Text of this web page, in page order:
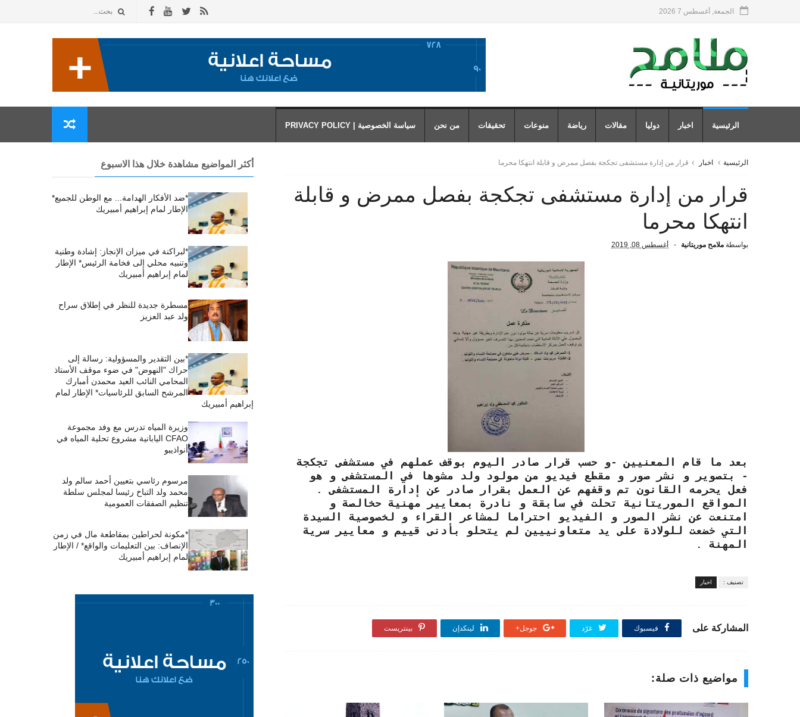
الجمعة, أغسطس 7 2026
الرئيسية اخبار دوليا مقالات رياضة منوعات تحقيقات من نحن سياسة الخصوصية | PRIVACY POLICY
الرئيسية اخبار قرار من إدارة مستشفى تجكجة بفصل ممرض و قابلة انتهكا محرما
قرار من إدارة مستشفى تجكجة بفصل ممرض و قابلة
انتهكا محرما
بواسطة ملامح موريتانية أغسطس 08, 2019
بعد ما قام المعنيين -و حسب قرار صادر اليوم بوقف عملهم في مستشفى تجكجة
- بتصوير و نشر صور و مقطع فيديو من مولود ولد مشوها في المستشفى و هو
فعل يحرمه القانون تم وقفهم عن العمل بقرار صادر عن إدارة المستشفى .
المواقع الموريتانية تحلت في سابقة و نادرة بمعايير مهنية حخالصة و
امتنعت عن نشر الصور و الفيديو احتراما لمشاعر القراء و لخصوصية السيدة
التي خضعت للولادة على يد متعاونييين لم يتحلو بأدنى قييم و معايير سرية
المهنة .
تصنيف : اخبار
المشاركة على فيسبوك غرّد جوجل+ لينكدإن بينتريست
مواضيع ذات صلة:
أكثر المواضيع مشاهدة خلال هذا الاسبوع
*ضد الأفكار الهدامة... مع الوطن للجميع*
الإطار لمام إبراهيم أمبيريك
*لبراكنة في ميزان الإنجاز: إشادة وطنية
وتنبيه محلي إلى فخامة الرئيس* الإطار
لمام إبراهيم أمبيريك
مسطرة جديدة للنظر في إطلاق سراح
ولد عبد العزيز
*بين التقدير والمسؤولية: رسالة إلى
حراك "النهوض" في ضوء موقف الأستاذ
المحامي النائب العيد محمدن أمبارك
المرشح السابق للرئاسيات* الإطار لمام
إبراهيم أمبيريك
وزيرة المياه تدرس مع وفد مجموعة
CFAO اليابانية مشروع تحلية المياه في
أنواذيبو
مرسوم رئاسي بتعيين أحمد سالم ولد
محمد ولد التباخ رئيسا لمجلس سلطة
تنظيم الصفقات العمومية
*مكونة لحراطين بمقاطعة مال في زمن
الإنصاف: بين التعليمات والواقع* / الإطار
لمام إبراهيم أمبيريك